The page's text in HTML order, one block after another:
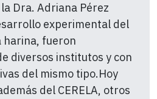
Dra. Adriana Pérez
experimental del
harina, fueron
diversos institutos y con
del mismo tipo.Hoy
del CERELA, otros